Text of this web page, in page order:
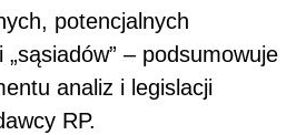
potencjalnych
– podsumowuje
analiz i legislacji
RP.